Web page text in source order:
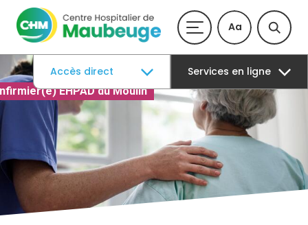
Aa
Accès direct Services en ligne
EHPAD du Moulin